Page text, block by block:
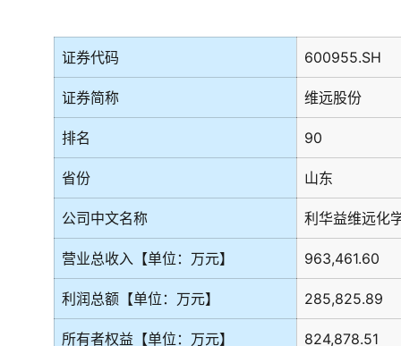
证券代码 600955.SH
证券简称 维远股份
排名 90
省份 山东
公司中文名称 利华益维远化
营业总收入【单位：万元】 963,461.60
利润总额【单位：万元】 285,825.89
所有者权益【单位：万元】 824,878.51